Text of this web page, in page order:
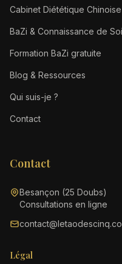
Cabinet Diététique Chinoise
BaZi & Connaissance de Soi
Formation BaZi gratuite
Blog & Ressources
Qui suis-je ?
Contact
Contact
Besançon (25 Doubs)
Consultations en ligne
Légal